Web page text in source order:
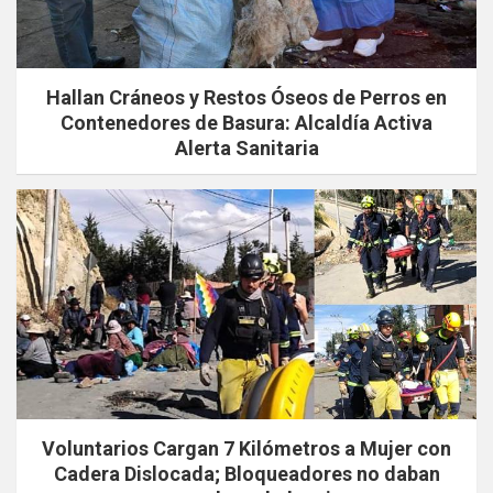
Hallan Cráneos y Restos Óseos de Perros en
Contenedores de Basura: Alcaldía Activa
Alerta Sanitaria
Voluntarios Cargan 7 Kilómetros a Mujer con
Cadera Dislocada; Bloqueadores no daban